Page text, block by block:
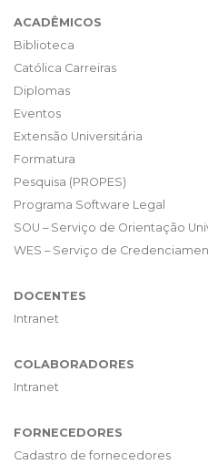
ACADÊMICOS
Biblioteca
Católica Carreiras
Diplomas
Eventos
Extensão Universitária
Formatura
Pesquisa (PROPES)
Programa Software Legal
SOU – Serviço de Orientação
WES – Serviço de
DOCENTES
Intranet
COLABORADORES
Intranet
FORNECEDORES
Cadastro de fornecedores